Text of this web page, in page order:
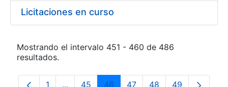
Licitaciones en curso
Mostrando el intervalo 451 - 460 de 486
resultados.
1 ... 45 46 47 48 49